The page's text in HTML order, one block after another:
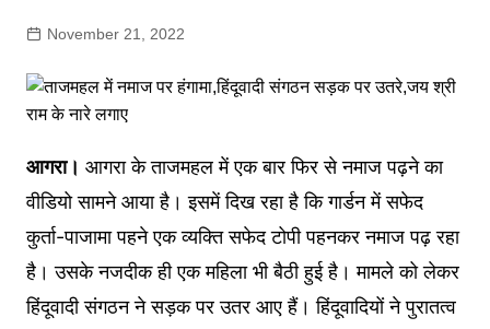
November 21, 2022
आगरा। आगरा के ताजमहल में एक बार फिर से नमाज पढ़ने का
वीडियो सामने आया है। इसमें दिख रहा है कि गार्डन में सफेद
कुर्ता-पाजामा पहने एक व्यक्ति सफेद टोपी पहनकर नमाज पढ़ रहा
है। उसके नजदीक ही एक महिला भी बैठी हुई है। मामले को लेकर
हिंदूवादी संगठन ने सड़क पर उतर आए हैं। हिंदूवादियों ने पुरातत्व